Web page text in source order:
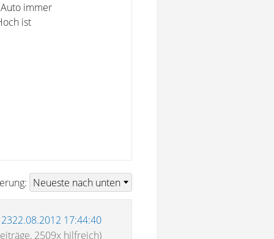
immer
ist
17:44:40
2509x hilfreich)